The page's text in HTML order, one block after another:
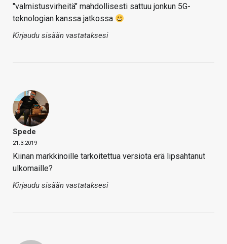
"valmistusvirheitä" mahdollisesti sattuu jonkun 5G-
teknologian kanssa jatkossa
Kirjaudu sisään vastataksesi
Spede
21.3.2019
Kiinan markkinoille tarkoitettua versiota erä lipsahtanut
ulkomaille?
Kirjaudu sisään vastataksesi